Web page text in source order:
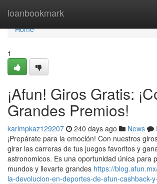
loanbookmark
Home
Home
1
¡Afun! Giros Gratis:
Grandes Premios!
karimpkaz129207 240 days ago News
¡Prepárate para la emoción! Con nuestros
girar las carreras de tus juegos favoritos y
astronomicos. Es una oportunidad única para
mundos y llevarte grandes https://
la-devolucion-en-deportes-de-afun-cashback-